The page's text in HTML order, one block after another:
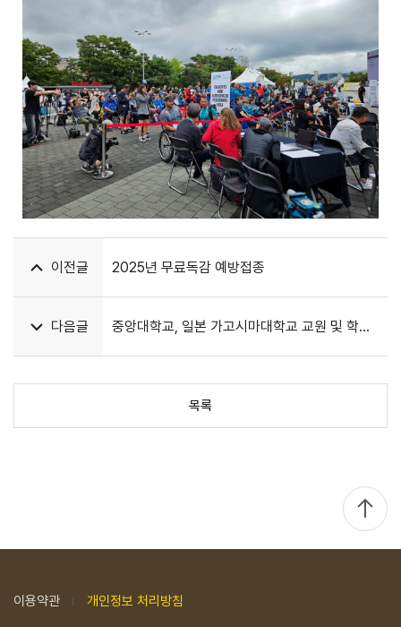
이전글 2025년 무료독감 예방접종
다음글
중앙대학교, 일본 가고시마대학교 교원 및 학생
목록
이용약관 개인정보 처리방침